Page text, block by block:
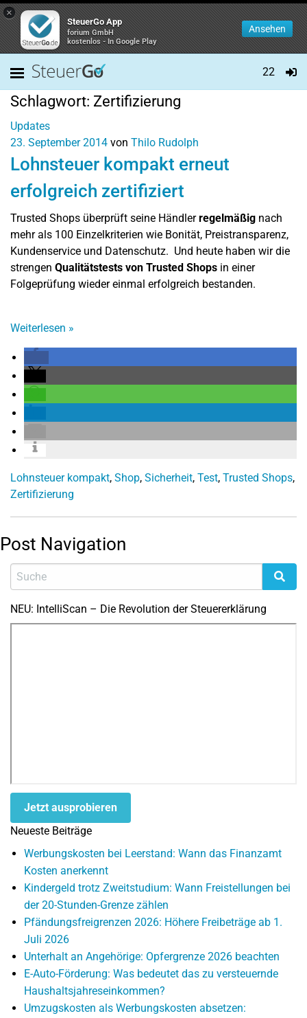
×
SteuerGo App
forium GmbH
kostenlos - In Google Play
Ansehen
22
Schlagwort: Zertifizierung
Updates
23. September 2014 von Thilo Rudolph
Lohnsteuer kompakt erneut
erfolgreich zertifiziert
Trusted Shops überprüft seine Händlerregelmäßig nach
mehr als 100 Einzelkriterien wie Bonität, Preistransparenz,
Kundenservice und Datenschutz. Und heute haben wir die
strengen Qualitätstests von Trusted Shops in einer
Folgeprüfung wieder einmal erfolgreich bestanden.
Weiterlesen »
Lohnsteuer kompakt, Shop, Sicherheit, Test, Trusted Shops,
Zertifizierung
Post Navigation
NEU: IntelliScan – Die Revolution der Steuererklärung
Jetzt ausprobieren
Neueste Beiträge
Werbungskosten bei Leerstand: Wann das Finanzamt
Kosten anerkennt
Kindergeld trotz Zweitstudium: Wann Freistellungen bei
der 20-Stunden-Grenze zählen
Pfändungsfreigrenzen 2026: Höhere Freibeträge ab 1.
Juli 2026
Unterhalt an Angehörige: Opfergrenze 2026 beachten
E-Auto-Förderung: Was bedeutet das zu versteuernde
Haushaltsjahreseinkommen?
Umzugskosten als Werbungskosten absetzen: